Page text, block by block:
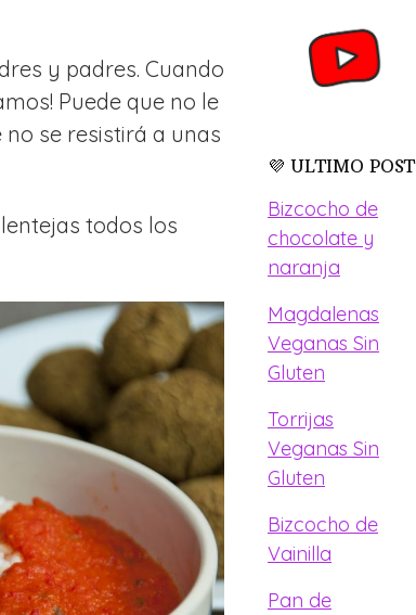
y padres. Cuando
Puede que no le
se resistirá a unas
todos los
💜 ULTIMO POST
Bizcocho de
chocolate y
naranja
Magdalenas
Veganas Sin
Gluten
Torrijas
Veganas Sin
Gluten
Bizcocho de
Vainilla
Pan de